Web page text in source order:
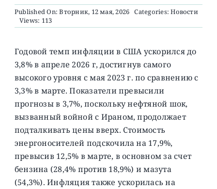
АКТУАЛЬНЫЕ
Published On: Вторник, 12 мая, 2026 Categories:Новости
Views: 113
Годовой темп инфляции в США ускорился до
3,8% в апреле 2026 г, достигнув самого
высокого уровня с мая 2023 г. по сравнению с
3,3% в марте.Показатели превысили
прогнозы в 3,7%, поскольку нефтяной шок,
вызванный войной с Ираном, продолжает
подталкивать цены вверх. Стоимость
энергоносителей подскочила на 17,9%,
превысив 12,5% в марте, в основном за счет
бензина (28,4% против 18,9%) и мазута
(54,3%). Инфляция также ускорилась на